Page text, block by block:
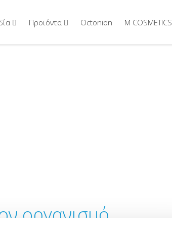
Προϊόντα Octonion M COSMETICS
οργανισμό